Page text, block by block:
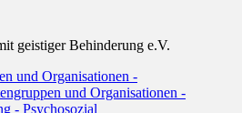
geistiger Behinderung e.V.
und Organisationen -
und Organisationen -
- Psychosozial